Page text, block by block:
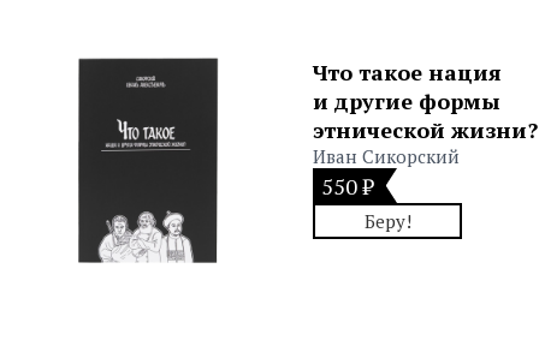
Что такое нация
и другие формы
этнической жизни?
Иван Сикорский
550 ₽
Беру!